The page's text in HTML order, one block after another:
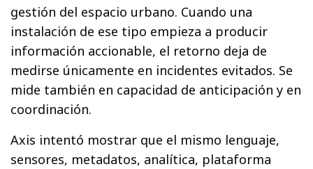
gestión del espacio urbano. Cuando una
instalación de ese tipo empieza a producir
información accionable, el retorno deja de
medirse únicamente en incidentes evitados. Se
mide también en capacidad de anticipación y en
coordinación.
Axis intentó mostrar que el mismo lenguaje,
sensores, metadatos, analítica, plataforma